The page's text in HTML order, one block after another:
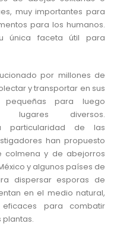
muy importantes para
para los humanos.
única faceta útil para
por millones de
y transportar en sus
pequeñas para luego
lugares diversos.
particularidad de las
han propuesto
y de abejorros
y algunos países de
dispersar esporas de
en el medio natural,
para combatir